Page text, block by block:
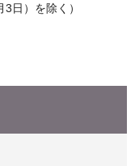
日）を除く）